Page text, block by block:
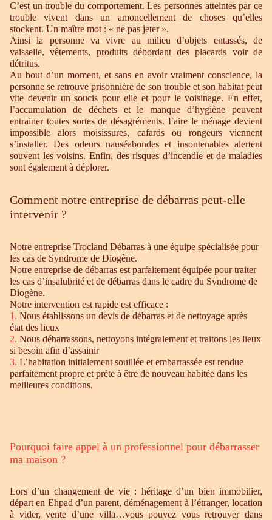
C’est un trouble du comportement. Les personnes atteintes par ce
trouble vivent dans un amoncellement de choses qu’elles
stockent. Un maître mot : « ne pas jeter ».
Ainsi la personne va vivre au milieu d’objets entassés, de
vaisselle, vêtements, produits débordant des placards voir de
détritus.
Au bout d’un moment, et sans en avoir vraiment conscience, la
personne se retrouve prisonnière de son trouble et son habitat peut
vite devenir un soucis pour elle et pour le voisinage. En effet,
l’accumulation de déchets et le manque d’hygiène peuvent
entrainer toutes sortes de désagréments. Faire le ménage devient
impossible alors moisissures, cafards ou rongeurs viennent
s’installer. Des odeurs nauséabondes et insoutenables alertent
souvent les voisins. Enfin, des risques d’incendie et de maladies
sont également à déplorer.
Comment notre entreprise de débarras peut-elle
intervenir ?
Notre entreprise Trocland Débarras à une équipe spécialisée pour
les cas de Syndrome de Diogène.
Notre entreprise de débarras est parfaitement équipée pour traiter
les cas d’insalubrité et de débarras dans le cadre du Syndrome de
Diogène.
Notre intervention est rapide est efficace :
1. Nous établissons un devis de débarras et de nettoyage après
état des lieux
2. Nous débarrassons, nettoyons intégralement et traitons les lieux
si besoin afin d’assainir
3. L’habitation initialement souillée et embarrassée est rendue
parfaitement propre et prète à être de nouveau habitée dans les
meilleures conditions.
Pourquoi faire appel à un professionnel pour débarrasser
ma maison ?
Lors d’un changement de vie : héritage d’un bien immobilier,
départ en Ehpad d’un parent, déménagement à l’étranger, location
à vider, vente d’une villa…vous pouvez vous retrouver dans